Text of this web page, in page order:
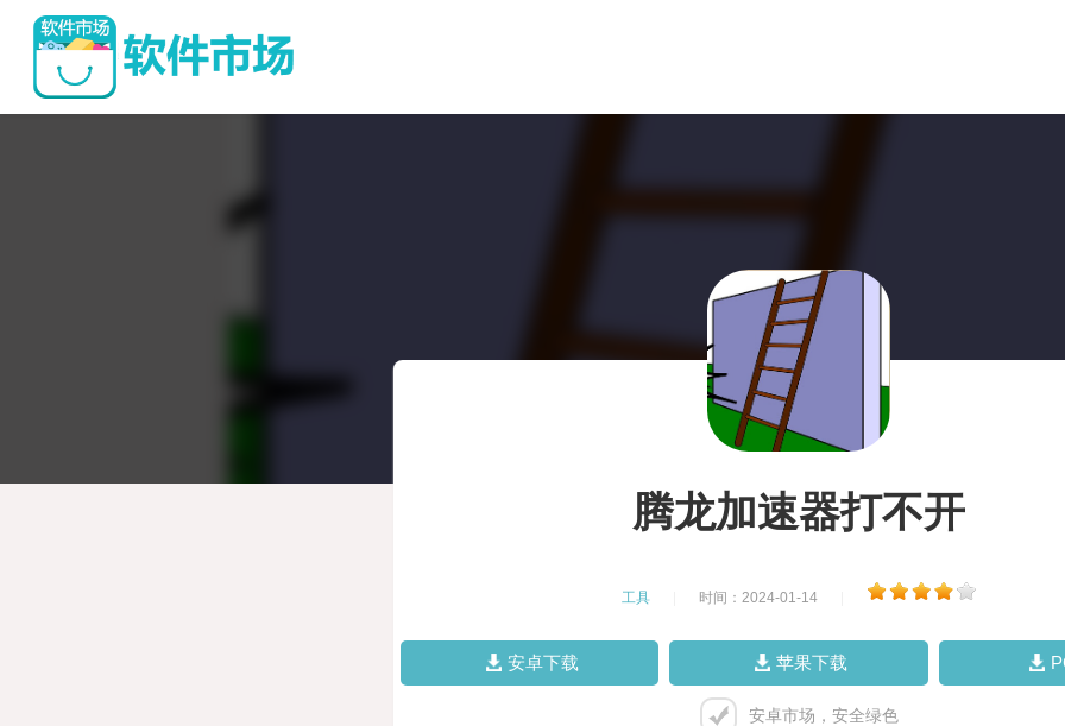
腾龙加速器打不开
工具 时间：2024-01-14
安卓下载 苹果下载
安卓市场，安全绿色